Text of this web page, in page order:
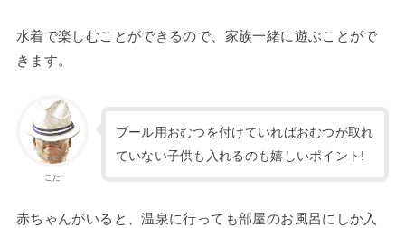
水着で楽しむことができるので、家族一緒に遊ぶことがで
きます。
こた
プール用おむつを付けていればおむつが取れ
ていない子供も入れるのも嬉しいポイント!
赤ちゃんがいると、温泉に行っても部屋のお風呂にしか入